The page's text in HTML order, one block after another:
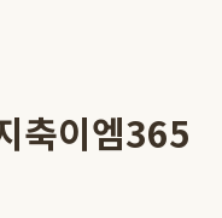
축이엠365